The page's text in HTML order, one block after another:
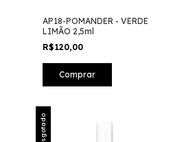
AP18-POMANDER - VERDE
LIMÃO 2,5ml
R$120,00
Esgotado